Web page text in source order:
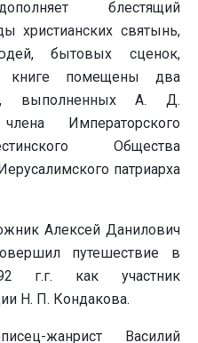
блестящий
христианских святынь,
бытовых сценок,
книге помещены два
выполненных А. Д.
Императорского
Общества
патриарха
Алексей Данилович
путешествие в
г.г. как участник
Н. П. Кондакова.
жанрист Василий